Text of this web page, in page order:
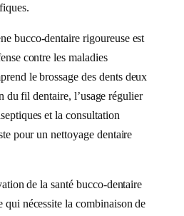
bucco-dentaire rigoureuse est
contre les maladies
le brossage des dents deux
du fil dentaire, l’usage régulier
et la consultation
pour un nettoyage dentaire
de la santé bucco-dentaire
qui nécessite la combinaison de